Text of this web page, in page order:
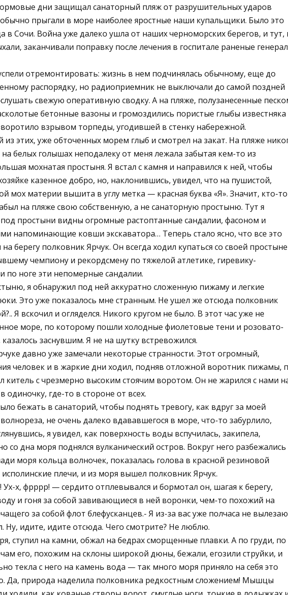
дни защищал санаторный пляж от разрушительных ударов
прыгали в море наиболее яростные наши купальщики. Было это
в Сочи. Война уже далеко ушла от наших черноморских берегов, и тут,
заканчивали поправку после лечения в госпитале раненые
отремонтировать: жизнь в нем подчинялась обычному, еще до
распорядку, но радиоприемник не выключали до самой поздней
свежую оперативную сводку. А на пляже, полузанесенные
бетонные вазоны и громоздились пористые глыбы
взрывом торпеды, угодившей в стенку набережной.
из этих, уже обточенных морем глыб и смотрел на закат. На пляже
белых голышах неподалеку от меня лежала забытая кем-то из
мохнатая простыня. Я встал с камня и направился к ней, чтобы
казенное добро, но, наклонившись, увидел, что на пушистой,
мох материи вышита в углу метка — красная буква «Я». Значит, кто-то
на пляже свою собственную, а не санаторную простыню. Тут я
простыни видны огромные растоптанные сандалии, фасоном и
напоминающие ковши экскаватора… Теперь стало ясно, что все это
на берегу полковник Ярчук. Он всегда ходил купаться со своей
чемпиону и рекордсмену по тяжелой атлетике, гиревику-
по ноге эти непомерные сандалии.
я обнаружил под ней аккуратно сложенную пижаму и легкие
Это уже показалось мне странным. Не ушел же отсюда полковник
Я вскочил и огляделся. Никого кругом не было. В этот час уже не
море, по которому пошли холодные фиолетовые тени и розовато-
заснувшим. Я не на шутку встревожился.
давно уже замечали некоторые странности. Этот огромный,
человек и в жаркие дни ходил, подняв отложной воротник пижамы,
китель с чрезмерно высоким стоячим воротом. Он не жарился с нами
одиночку, где-то в стороне от всех.
бежать в санаторий, чтобы поднять тревогу, как вдруг за моей
не очень далеко вдававшегося в море, что-то забурлило,
я увидел, как поверхность воды вспучилась, закипела,
со дна моря поднялся вулканический остров. Вокруг него разбежались
моря кольца волночек, показалась голова в красной резиновой
плечи, и из моря вышел полковник Ярчук.
х, фрррр! — сердито отплевывался и бормотал он, шагая к берегу,
и гоня за собой завивающиеся в ней воронки, чем-то похожий на
за собой флот блефусканцев.- Я из-за вас уже полчаса не
Ну, идите, идите отсюда. Чего смотрите? Не люблю.
ступил на камни, обжал на бедрах сморщенные плавки. А по груди, по
его, похожим на склоны широкой дюны, бежали, егозили струйки, и
текла с него на камень вода — так много моря приняло на себя это
Да, природа наделила полковника редкостным сложением! Мышцы